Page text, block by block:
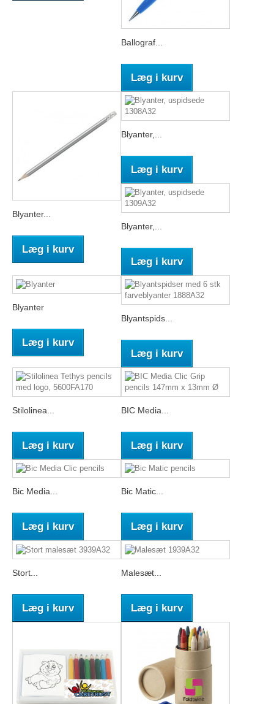
Ballograf...
Læg i kurv
Blyanter...
Læg i kurv
Blyanter,...
Læg i kurv
Blyanter,...
Læg i kurv
Blyanter
Læg i kurv
Blyantspids...
Læg i kurv
Stilolinea...
Læg i kurv
BIC Media...
Læg i kurv
Bic Media...
Læg i kurv
Bic Matic...
Læg i kurv
Stort...
Læg i kurv
Malesæt...
Læg i kurv